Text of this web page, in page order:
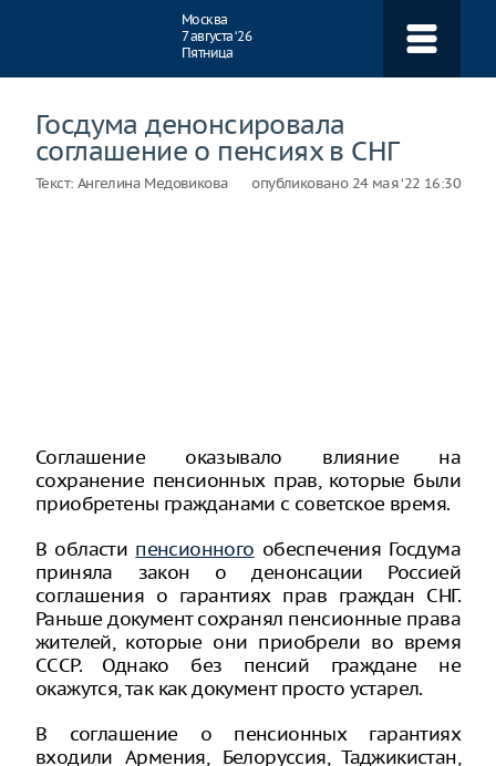
Москва
7 августа ‘26
Пятница
Госдума денонсировала
соглашение о пенсиях в СНГ
Текст: Ангелина Медовикова опубликовано 24 мая ‘22 16:30
Соглашение оказывало влияние на
сохранение пенсионных прав, которые были
приобретены гражданами с советское время.
В области пенсионного обеспечения Госдума
приняла закон о денонсации Россией
соглашения о гарантиях прав граждан СНГ.
Раньше документ сохранял пенсионные права
жителей, которые они приобрели во время
СССР. Однако без пенсий граждане не
окажутся, так как документ просто устарел.
В соглашение о пенсионных гарантиях
входили Армения, Белоруссия, Таджикистан,